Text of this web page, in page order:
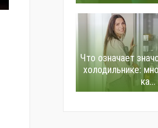
Что означает
холодильнике:
ка...